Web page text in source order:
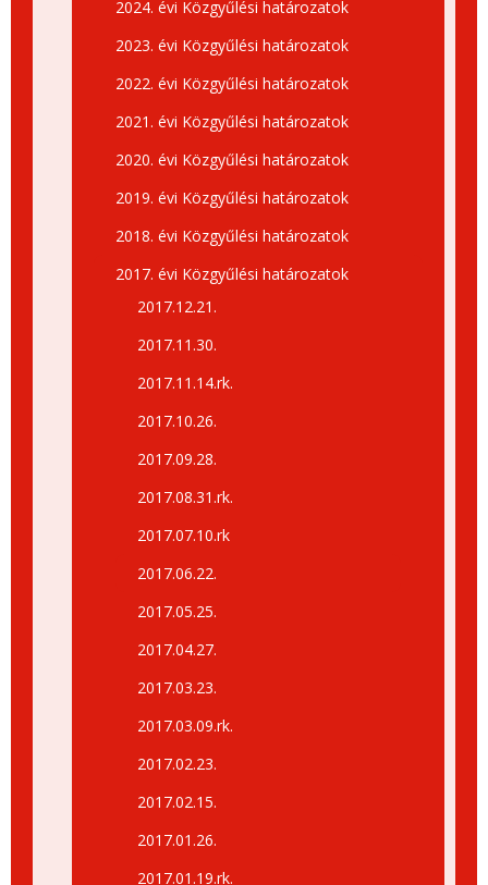
2024. évi Közgyűlési határozatok
2023. évi Közgyűlési határozatok
2022. évi Közgyűlési határozatok
2021. évi Közgyűlési határozatok
2020. évi Közgyűlési határozatok
2019. évi Közgyűlési határozatok
2018. évi Közgyűlési határozatok
2017. évi Közgyűlési határozatok
2017.12.21.
2017.11.30.
2017.11.14.rk.
2017.10.26.
2017.09.28.
2017.08.31.rk.
2017.07.10.rk
2017.06.22.
2017.05.25.
2017.04.27.
2017.03.23.
2017.03.09.rk.
2017.02.23.
2017.02.15.
2017.01.26.
2017.01.19.rk.